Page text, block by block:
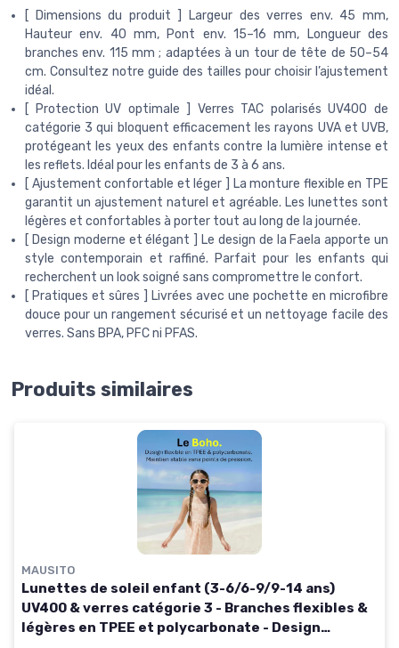
[ Dimensions du produit ] Largeur des verres env. 45 mm,
Hauteur env. 40 mm, Pont env. 15–16 mm, Longueur des
branches env. 115 mm ; adaptées à un tour de tête de 50–54
cm. Consultez notre guide des tailles pour choisir l’ajustement
idéal.
[ Protection UV optimale ] Verres TAC polarisés UV400 de
catégorie 3 qui bloquent efficacement les rayons UVA et UVB,
protégeant les yeux des enfants contre la lumière intense et
les reflets. Idéal pour les enfants de 3 à 6 ans.
[ Ajustement confortable et léger ] La monture flexible en TPE
garantit un ajustement naturel et agréable. Les lunettes sont
légères et confortables à porter tout au long de la journée.
[ Design moderne et élégant ] Le design de la Faela apporte un
style contemporain et raffiné. Parfait pour les enfants qui
recherchent un look soigné sans compromettre le confort.
[ Pratiques et sûres ] Livrées avec une pochette en microfibre
douce pour un rangement sécurisé et un nettoyage facile des
verres. Sans BPA, PFC ni PFAS.
Produits similaires
MAUSITO
Lunettes de soleil enfant (3-6/6-9/9-14 ans)
UV400 & verres catégorie 3 - Branches flexibles &
légères en TPEE et polycarbonate - Design